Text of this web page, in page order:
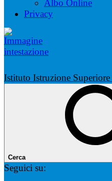
Albo Online
Privacy
Istituto Istruzione Superiore
Cerca
Seguici su: